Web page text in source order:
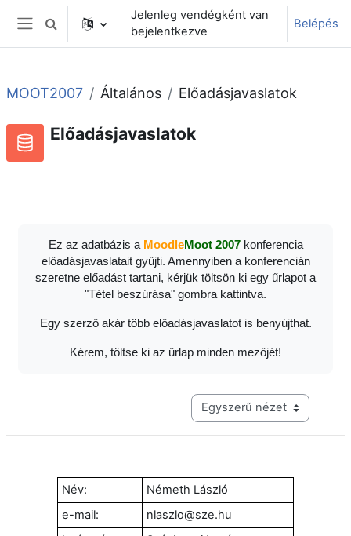
Tovább a fő tartalomhoz
Oldalpanel
Keresési bemeneti adatok váltása
Jelenleg vendégként van
bejelentkezve
Belépés
MOOT2007 Általános Előadásjavaslatok
Előadásjavaslatok
Ez az adatbázis a MoodleMoot 2007konferencia
előadásjavaslatait gyűjti. Amennyiben a konferencián
szeretne előadást tartani, kérjük töltsön ki egy űrlapot a
"Tétel beszúrása" gombra kattintva.
Egy szerző akár több előadásjavaslatot is benyújthat.
Kérem, töltse ki az űrlap minden mezőjét!
Harmadik szintű navigáció
Név:
Németh László
e-mail:
nlaszlo@sze.hu